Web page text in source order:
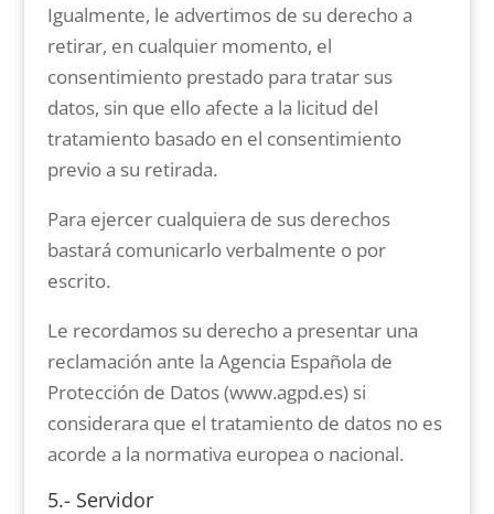
Igualmente, le advertimos de su derecho a
retirar, en cualquier momento, el
consentimiento prestado para tratar sus
datos, sin que ello afecte a la licitud del
tratamiento basado en el consentimiento
previo a su retirada.
Para ejercer cualquiera de sus derechos
bastará comunicarlo verbalmente o por
escrito.
Le recordamos su derecho a presentar una
reclamación ante la Agencia Española de
Protección de Datos (www.agpd.es) si
considerara que el tratamiento de datos no es
acorde a la normativa europea o nacional.
5.- Servidor